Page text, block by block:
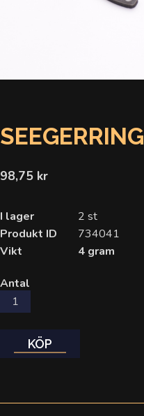
SEEGERRING
98,75 kr
I lager
2 st
Produkt ID
734041
Vikt
4 gram
Antal
KÖP